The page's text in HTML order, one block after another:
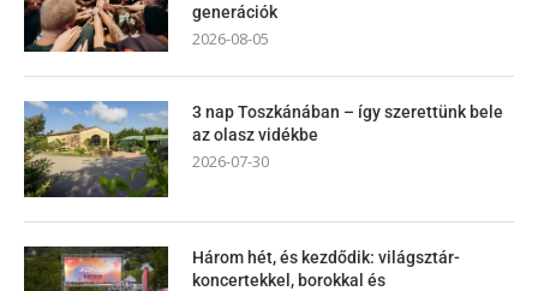
generációk
2026-08-05
3 nap Toszkánában – így szerettünk bele
az olasz vidékbe
2026-07-30
Három hét, és kezdődik: világsztár-
koncertekkel, borokkal és